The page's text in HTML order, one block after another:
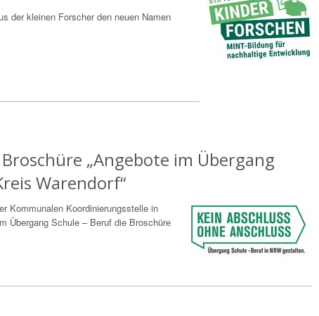
der kleinen Forscher den neuen Namen
„Angebote im Übergang
Warendorf“
Kommunalen Koordinierungsstelle in
Übergang Schule – Beruf die Broschüre